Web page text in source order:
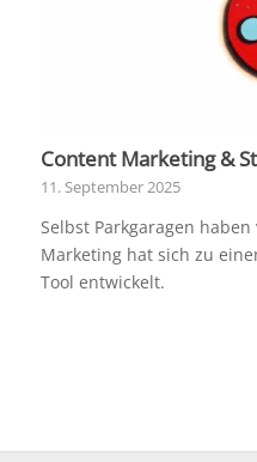
Content Marketing &
11. September 2025
Selbst Parkgaragen
Marketing hat sich zu
Tool entwickelt.